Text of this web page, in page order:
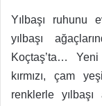
Yılbaşı ruhunu
yılbaşı
Koçtaş’ta…
kırmızı, çam
renklerle